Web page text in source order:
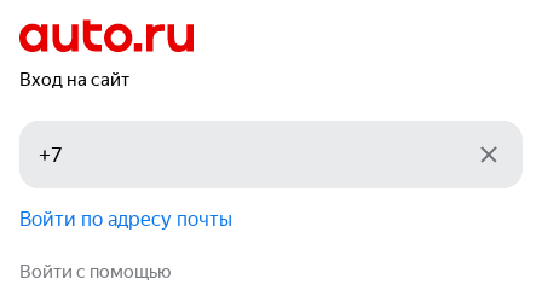
Вход на сайт
Войти по адресу почты
Войти с помощью